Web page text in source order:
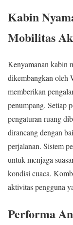
Kabin
Mobilitas
Kenyamanan kabin
dikembangkan oleh
memberikan
penumpang. Setiap
pengaturan ruang
dirancang dengan
perjalanan. Sistem
untuk menjaga
kondisi cuaca.
aktivitas pengguna
Performa